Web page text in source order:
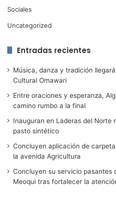
Sociales
Uncategorized
Entradas recientes
Música, danza y tradición
Cultural Omawari
Entre oraciones y esperanza,
camino rumbo a la final
Inauguran en Laderas del Norte
pasto sintético
Concluyen aplicación de
la avenida Agricultura
Concluyen su servicio pasantes
Meoqui tras fortalecer la